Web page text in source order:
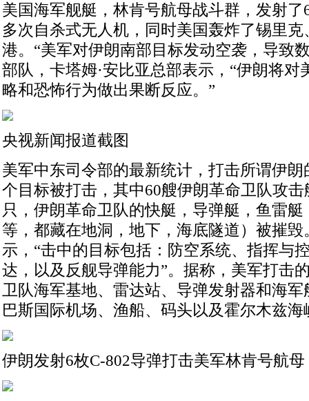
美国海军舰艇，林肯号航母战斗群，发射了
多次自杀式无人机，同时美国轰炸了锡里
港。“美军对伊朗南部目标发动空袭，导致
部队，卡塔姆·安比亚总部表示，“伊朗将对
略和恐怖行为做出果断反应。”
央视新闻报道截图
美军中东司令部的最新统计，打击所谓伊
个目标被打击，其中60艘伊朗革命卫队攻
只，伊朗革命卫队的快艇，导弹艇，鱼雷
等，都藏在地洞，地下，海底隧道）被摧
示，“击中的目标包括：防空系统、指挥与
达，以及反舰导弹能力”。据称，美军打击
卫队海军基地、雷达站、导弹发射器和海
巴斯国际机场、渔船、码头以及霍尔木兹
伊朗发射6枚C-802导弹打击美军林肯号航母